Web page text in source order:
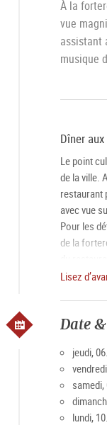
À la
vue
assistant
musique
Dîner
Le point
de la ville.
restaurant
avec vue
Pour les
de la
favorables.
Mozart
salles de
Mozart à
environs.
Lisez
Date
jeudi,
lundi,